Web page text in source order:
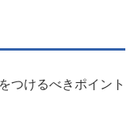
つけるべきポイント